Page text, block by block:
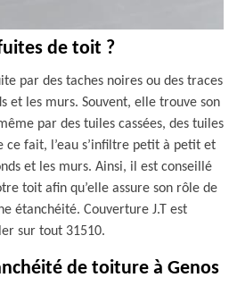
de toit ?
par des taches noires ou des traces
et les murs. Souvent, elle trouve son
par des tuiles cassées, des tuiles
ce fait, l’eau s’infiltre petit à petit et
et les murs. Ainsi, il est conseillé
toit afin qu’elle assure son rôle de
étanchéité. Couverture J.T est
sur tout 31510.
de toiture à Genos